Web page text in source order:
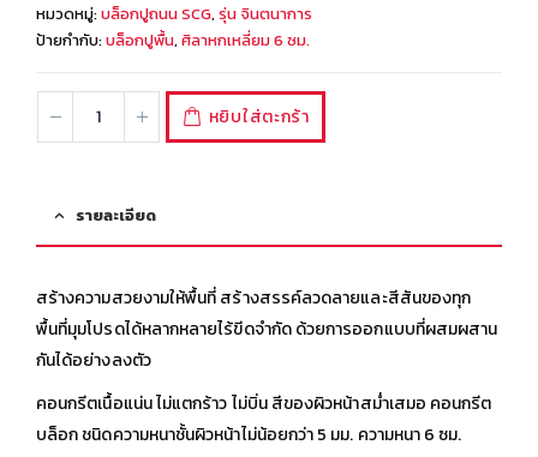
หมวดหมู่:บล็อกปูถนน SCG, รุ่น จินตนาการ
ป้ายกำกับ:บล็อกปูพื้น, ศิลาหกเหลี่ยม 6 ซม.
หยิบใส่ตะกร้า
รายละเอียด
สร้างความสวยงามให้พื้นที่ สร้างสรรค์ลวดลายและสีสันของทุก
พื้นที่มุมโปรดได้หลากหลายไร้ขีดจำกัด ด้วยการออกแบบที่ผสมผสาน
กันได้อย่างลงตัว
คอนกรีตเนื้อแน่น ไม่แตกร้าว ไม่บิ่น สีของผิวหน้าสม่ำเสมอ คอนกรีต
บล็อก ชนิดความหนาชั้นผิวหน้าไม่น้อยกว่า 5 มม. ความหนา 6 ซม.